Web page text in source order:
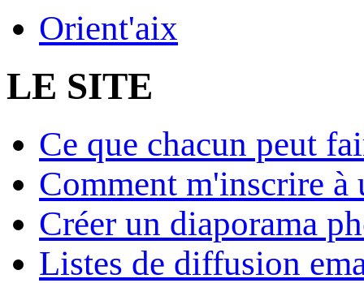
Orient'aix
LE SITE
Ce que chacun peut
Comment m'inscrire à
Créer un diaporama
Listes de diffusion